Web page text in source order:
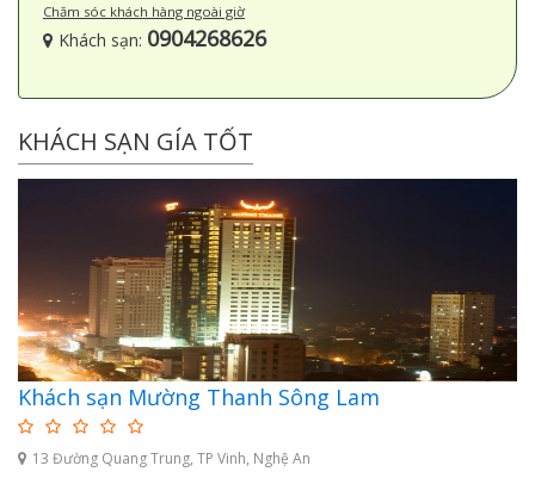
Chăm sóc khách hàng ngoài giờ
Khách sạn: 0904268626
KHÁCH SẠN GÍA TỐT
Khách sạn Mường Thanh Sông Lam
13 Đường Quang Trung, TP Vinh, Nghệ An